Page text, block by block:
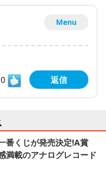
Menu
0
返信
番くじが発売決定!A賞
満載のアナログレコード